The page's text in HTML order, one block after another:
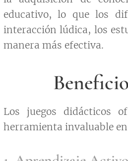
educativo, lo que los
interacción lúdica, los
manera más efectiva.
Los juegos didácticos
herramienta invaluable